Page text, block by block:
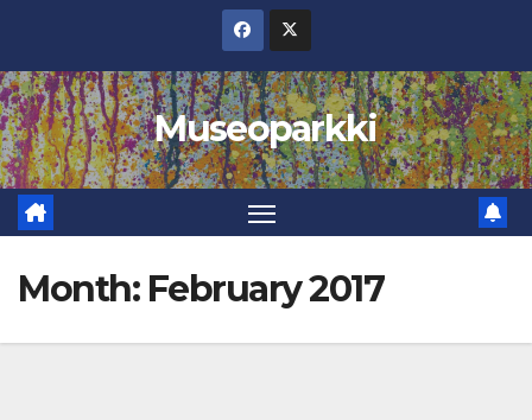
content
Museoparkki
Month: February 2017